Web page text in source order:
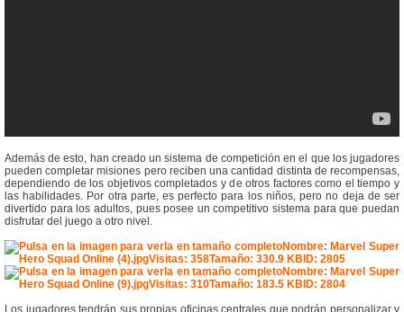
Además de esto, han creado un sistema de competición en el que los jugadores
pueden completar misiones pero reciben una cantidad distinta de recompensas,
dependiendo de los objetivos completados y de otros factores como el tiempo y
las habilidades. Por otra parte, es perfecto para los niños, pero no deja de ser
divertido para los adultos, pues posee un competitivo sistema para que puedan
disfrutar del juego a otro nivel.
Los jugadores tendrán sus propias oficinas centrales que podrán personalizar y